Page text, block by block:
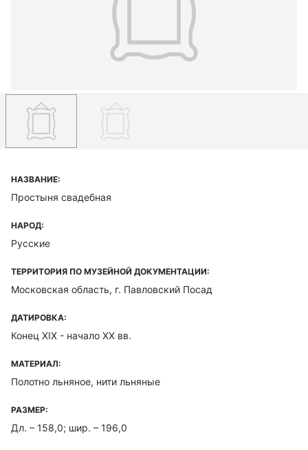
НАЗВАНИЕ:
Простыня свадебная
НАРОД:
Русские
ТЕРРИТОРИЯ ПО МУЗЕЙНОЙ ДОКУМЕНТАЦИИ:
Московская область, г. Павловский Посад
ДАТИРОВКА:
Конец XIX - начало XX вв.
МАТЕРИАЛ:
Полотно льняное, нити льняные
РАЗМЕР:
Дл. – 158,0; шир. – 196,0